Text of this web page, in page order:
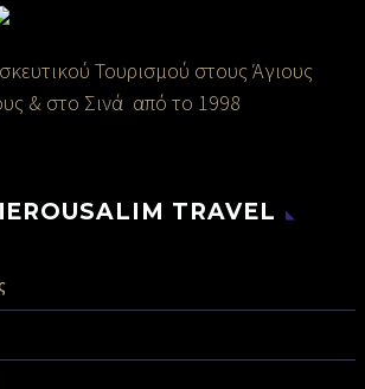
Τουρισμού στους Άγιους
& στο Σινά από το 1998
TRAVEL